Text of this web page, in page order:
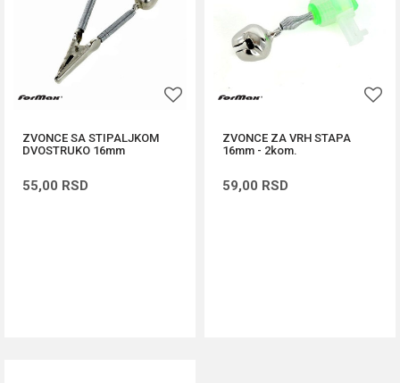
ZVONCE SA STIPALJKOM
DVOSTRUKO 16mm
55,00 RSD
ZVONCE ZA VRH STAPA
16mm - 2kom.
59,00 RSD